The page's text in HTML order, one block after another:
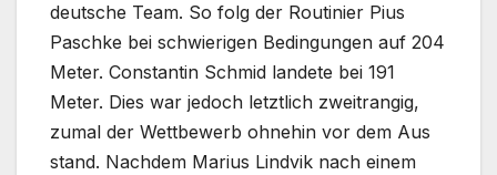
deutsche Team. So folg der Routinier Pius
Paschke bei schwierigen Bedingungen auf 204
Meter. Constantin Schmid landete bei 191
Meter. Dies war jedoch letztlich zweitrangig,
zumal der Wettbewerb ohnehin vor dem Aus
stand. Nachdem Marius Lindvik nach einem